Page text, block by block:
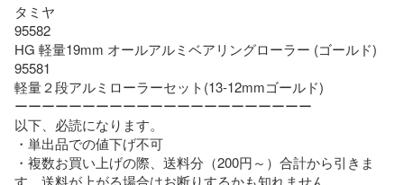
タミヤ
95582
HG 軽量19mm オールアルミベアリングローラー (ゴールド)
95581
軽量２段アルミローラーセット(13-12mmゴールド)
ーーーーーーーーーーーーーーーーーーーーーー
以下、必読になります。
・単出品での値下げ不可
・複数お買い上げの際、送料分（200円～）合計から引きま
す。送料が上がる場合はお断りするかも知れません。